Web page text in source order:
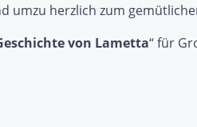
umzu herzlich zum
von Lametta“ für